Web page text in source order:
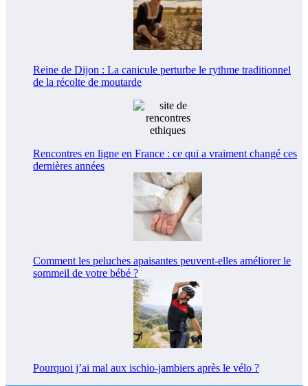
Reine de Dijon : La canicule perturbe le rythme traditionnel
de la récolte de moutarde
Rencontres en ligne en France : ce qui a vraiment changé ces
dernières années
Comment les peluches apaisantes peuvent-elles améliorer le
sommeil de votre bébé ?
Pourquoi j’ai mal aux ischio-jambiers après le vélo ?